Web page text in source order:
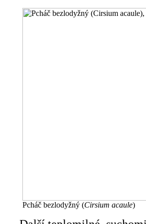
Pcháč bezlodyžný (Cirsium acaule)